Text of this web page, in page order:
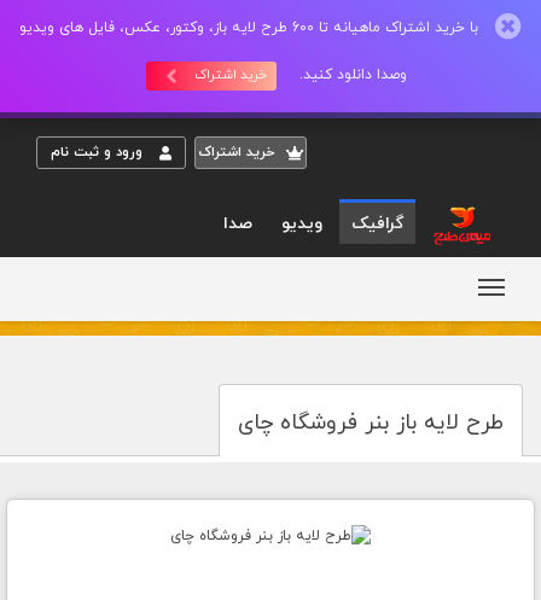
با خرید اشتراک ماهیانه تا 600 طرح لایه باز، وکتور، عکس، فایل های ویدیو
وصدا دانلود کنید. خرید اشتراک
خريد اشتراک ورود و ثبت نام
گرافیک ویدیو صدا
طرح لایه باز بنر فروشگاه چای